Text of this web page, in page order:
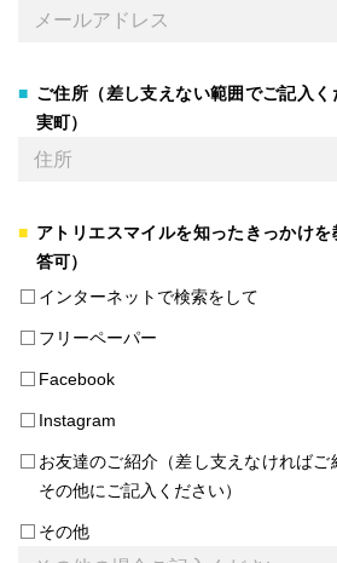
ご住所（差し支えない範囲でご記入
実町）
アトリエスマイルを知ったきっかけ
答可）
インターネットで検索をして
フリーペーパー
Facebook
Instagram
お友達のご紹介（差し支えなければご
その他にご記入ください）
その他